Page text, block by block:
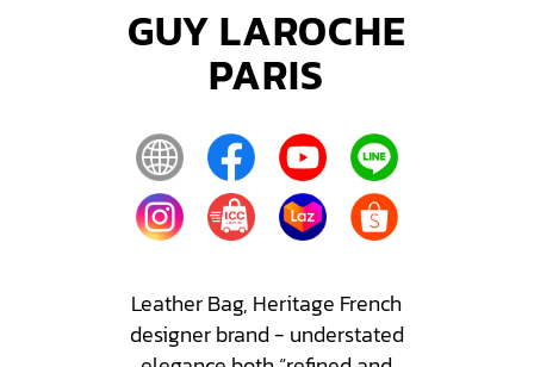
GUY LAROCHE
PARIS
Leather Bag, Heritage French
designer brand - understated